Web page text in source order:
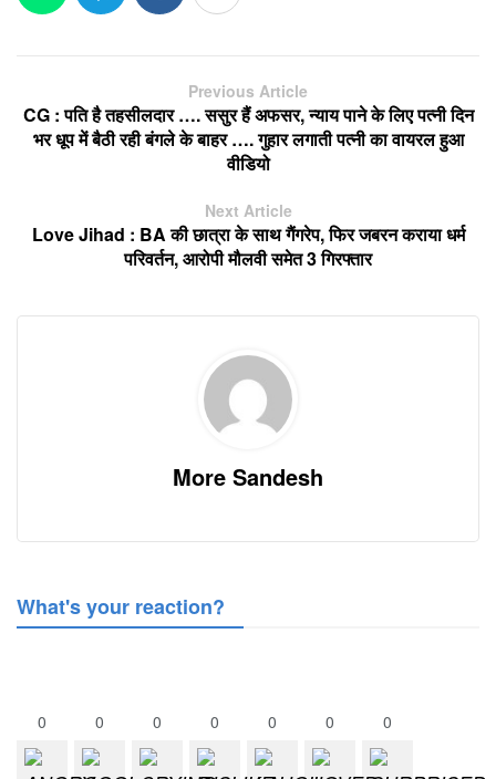
Previous Article
CG : पति है तहसीलदार …. ससुर हैं अफसर, न्याय पाने के लिए पत्नी दिन
भर धूप में बैठी रही बंगले के बाहर …. गुहार लगाती पत्नी का वायरल हुआ
वीडियो
Next Article
Love Jihad : BA की छात्रा के साथ गैंगरेप, फिर जबरन कराया धर्म
परिवर्तन, आरोपी मौलवी समेत 3 गिरफ्तार
More Sandesh
What's your reaction?
0 0 0 0 0 0 0